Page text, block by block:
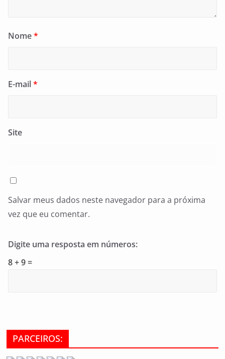
Nome*
E-mail*
Site
Salvar meus dados neste navegador para a próxima
vez que eu comentar.
Digite uma resposta em números:
8 + 9 =
PARCEIROS: